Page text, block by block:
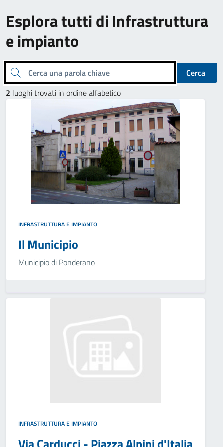
Esplora tutti di Infrastruttura
e impianto
Cerca una parola chiave
Cerca
2 luoghi trovati in ordine alfabetico
INFRASTRUTTURA E IMPIANTO
Il Municipio
Municipio di Ponderano
INFRASTRUTTURA E IMPIANTO